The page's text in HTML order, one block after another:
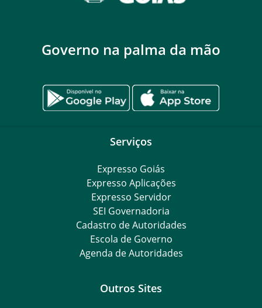
Governo na palma da mão
Serviços
Expresso Goiás
Expresso Aplicações
Expresso Servidor
SEI Governadoria
Cadastro de Autoridades
Escola de Governo
Agenda de Autoridades
Outros Sites